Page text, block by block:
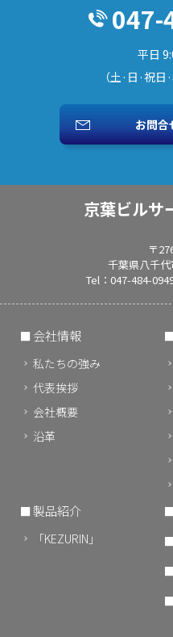
047-
平日
（土·日·祝日
お問合
京葉ビルサ
〒
千葉県八千
Tel：047-484-
会社情報
私たちの強み
代表挨拶
会社概要
沿革
製品紹介
「KEZURIN」